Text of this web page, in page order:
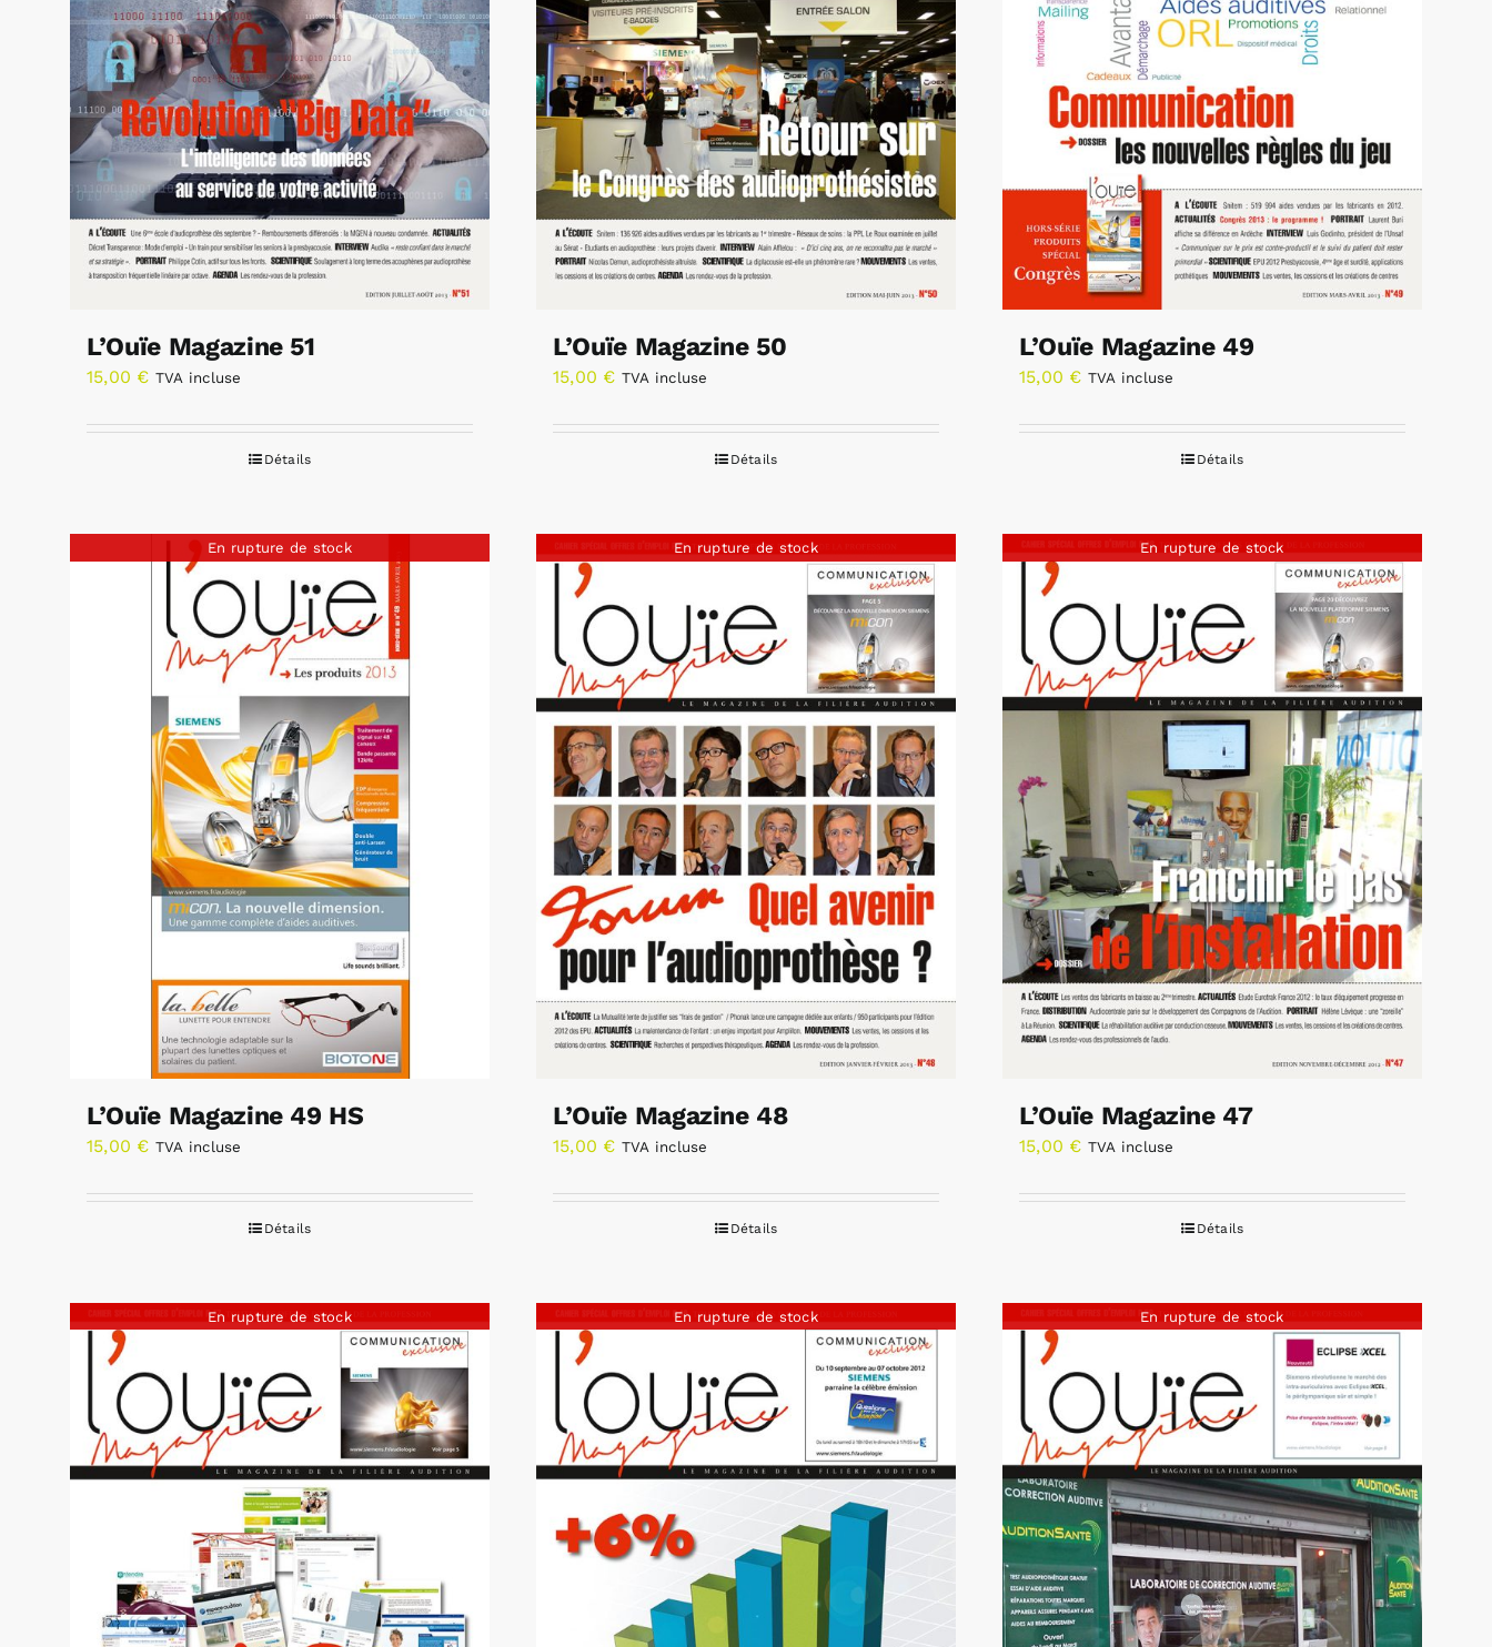
L’Ouïe Magazine 51
15,00 € TVA incluse
Détails
L’Ouïe Magazine 50
15,00 € TVA incluse
Détails
L’Ouïe Magazine 49
15,00 € TVA incluse
Détails
En rupture de stock
L’Ouïe Magazine 49 HS
15,00 € TVA incluse
Détails
En rupture de stock
L’Ouïe Magazine 48
15,00 € TVA incluse
Détails
En rupture de stock
L’Ouïe Magazine 47
15,00 € TVA incluse
Détails
En rupture de stock En rupture de stock En rupture de stock